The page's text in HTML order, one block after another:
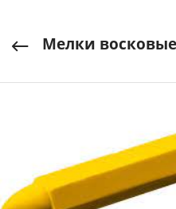
Мелки восковые,